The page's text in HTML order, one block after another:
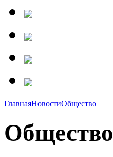
ГлавнаяНовостиОбщество
Общество